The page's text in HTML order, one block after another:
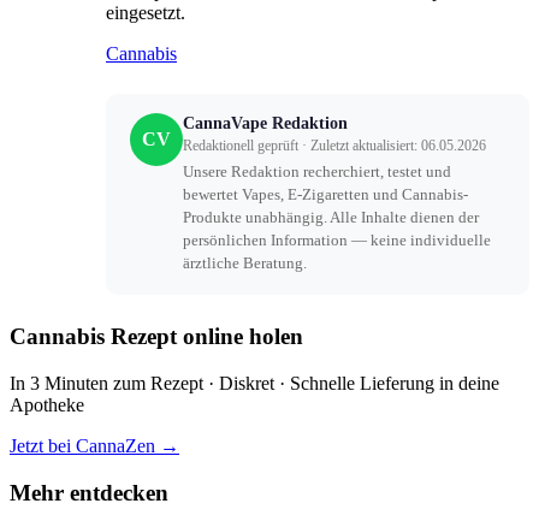
eingesetzt.
Cannabis
CV
CannaVape Redaktion
Redaktionell geprüft · Zuletzt aktualisiert: 06.05.2026
Unsere Redaktion recherchiert, testet und
bewertet Vapes, E-Zigaretten und Cannabis-
Produkte unabhängig. Alle Inhalte dienen der
persönlichen Information — keine individuelle
ärztliche Beratung.
Cannabis Rezept online holen
In 3 Minuten zum Rezept · Diskret · Schnelle Lieferung in deine
Apotheke
Jetzt bei CannaZen →
Mehr entdecken